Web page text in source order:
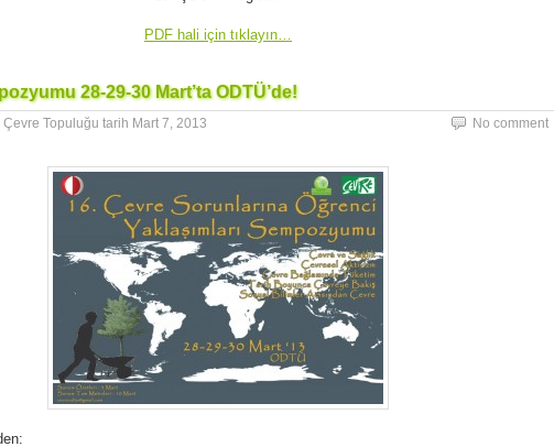
PDF hali için tıklayın…
28-29-30 Mart’ta ODTÜ’de!
Topuluğu tarih Mart 7, 2013 No comment